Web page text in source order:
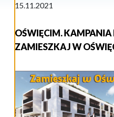
15.11.2021
OŚWIĘCIM.
ZAMIESZKAJ W